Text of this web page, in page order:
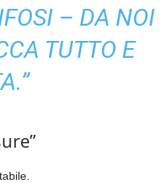
– DA NOI
TUTTO E